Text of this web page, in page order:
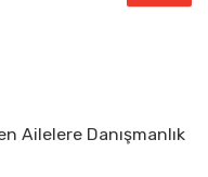
Ailelere Danışmanlık